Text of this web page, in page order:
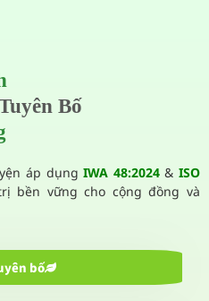
Bố
áp dụngIWA 48:2024&ISO
bền vững cho cộng đồng và
bố